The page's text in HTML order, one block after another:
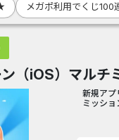
メガポ利用でくじ100
（iOS）マルチ
新規アプ
ミッショ